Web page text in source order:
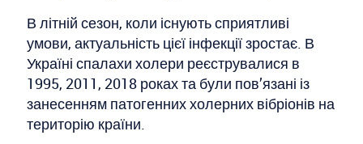
В літній сезон, коли існують сприятливі
умови, актуальність цієї інфекції зростає. В
Україні спалахи холери реєструвалися в
1995, 2011, 2018 роках та були пов’язані із
занесенням патогенних холерних вібріонів на
територію країни.